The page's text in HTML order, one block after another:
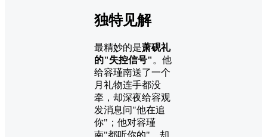
独特见解
最精妙的是萧砚礼
的"失控信号" 。他
给容瑾南送了一个
月礼物连手都没
牵，却深夜给容观
发消息问"他在追
你"；他对容瑾